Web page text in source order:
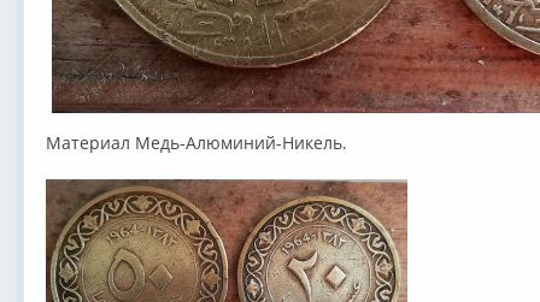
Материал Медь-Алюминий-Никель.